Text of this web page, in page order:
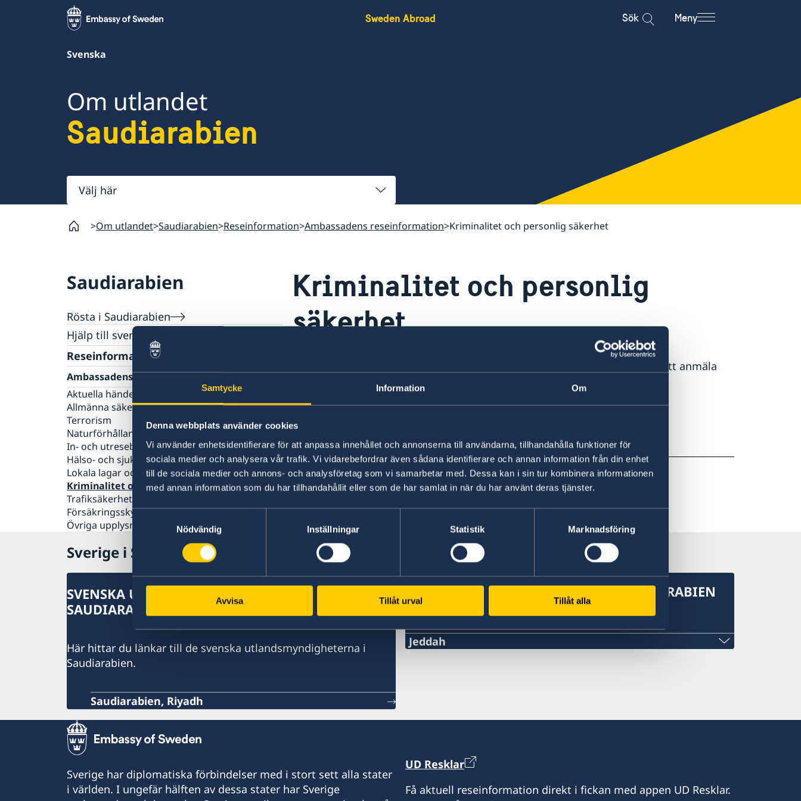
Samtycke Information Om
Denna webbplats använder cookies
Vi använder enhetsidentifierare för att anpassa innehållet och annonserna till användarna, tillhandahålla funktioner för
sociala medier och analysera vår trafik. Vi vidarebefordrar även sådana identifierare och annan information från din enhet
till de sociala medier och annons- och analysföretag som vi samarbetar med. Dessa kan i sin tur kombinera informationen
med annan information som du har tillhandahållit eller som de har samlat in när du har använt deras tjänster.
Samtyckesval
Nödvändig
Inställningar Statistik Marknadsföring
Avvisa Tillåt urval Tillåt alla
Sweden Abroad Sök Meny
Svenska
Om utlandet
Saudiarabien
Välj
här
Om utlandet Saudiarabien Reseinformation Ambassadens reseinformation Kriminalitet och personlig säkerhet
Saudiarabien
Rösta i Saudiarabien
Hjälp till svenskar i Saudiarabien
Rösta i Saudiarabien
Pass, ID-kort och körkort i Saudiarabien
Förlust av pass
Förnyelse av pass för vuxna
Förnyelse av pass för barn under 18 år
Ansökan om pass för barn under 18 år
Provisoriskt pass
Nationellt id-kort
Förnyelse av körkort
Medborgarskapsfrågor
Anmälan av nyfött barn i utlandet
Samordningsnummer
Namnändring
Reseinformation
Ambassadens reseinformation
Aktuella händelser
Allmänna säkerhetsläget
Terrorism
Naturförhållanden och katastrofer
In- och utresebestämmelser
Hälso- och sjukvård
Lokala lagar och sedvänjor
Kriminalitet och personlig säkerhet
Trafiksäkerhet
Försäkringsskydd
Övriga upplysningar
Kriminalitet och personlig
säkerhet
Kontakta lokal polis på kortnummer 999, från mobiltelefon även 112, för att anmäla
Demonstrationer och offentliga möten är olagliga.
Senast uppdaterad 05 aug. 2026, 16.01
Sverige i Saudiarabien
SVENSKA UTLANDSMYNDIGHETER I
SAUDIARABIEN
Här hittar du länkar till de svenska utlandsmyndigheterna i
Saudiarabien.
Saudiarabien, Riyadh
SVENSKA HONORÄRKONSULAT I SAUDIARABIEN
Svenska konsulat i Saudiarabien.
Jeddah
Fax
+966 2 60 69 007
Sverige har diplomatiska förbindelser med i stort sett alla stater
i världen. I ungefär hälften av dessa stater har Sverige
UD Resklar
Få aktuell reseinformation direkt i fickan med appen UD Resklar.